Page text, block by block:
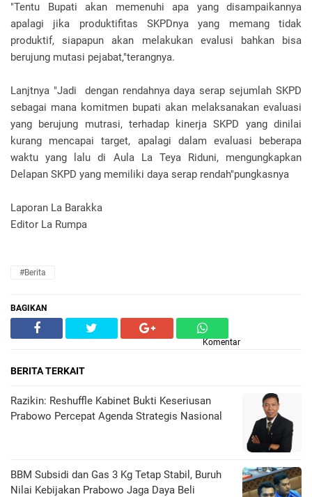
"Tentu Bupati akan memenuhi apa yang disampaikannya
apalagi jika produktifitas SKPDnya yang memang tidak
produktif, siapapun akan melakukan evalusi bahkan bisa
berujung mutasi pejabat,"terangnya.
Lanjtnya "Jadi dengan rendahnya daya serap sejumlah SKPD
sebagai mana komitmen bupati akan melaksanakan evaluasi
yang berujung mutrasi, terhadap kinerja SKPD yang dinilai
kurang mencapai target, apalagi dalam evaluasi beberapa
waktu yang lalu di Aula La Teya Riduni, mengungkapkan
Delapan SKPD yang memiliki daya serap rendah"pungkasnya
Laporan La Barakka
Editor La Rumpa
#Berita
BAGIKAN
Komentar
BERITA TERKAIT
Razikin: Reshuffle Kabinet Bukti Keseriusan
Prabowo Percepat Agenda Strategis Nasional
BBM Subsidi dan Gas 3 Kg Tetap Stabil, Buruh
Nilai Kebijakan Prabowo Jaga Daya Beli